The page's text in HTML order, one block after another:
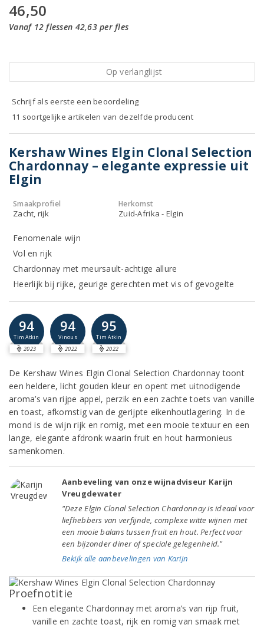
46,50
Vanaf 12 flessen 42,63 per fles
Op verlanglijst
Schrijf als eerste een beoordeling
11 soortgelijke artikelen van dezelfde producent
Kershaw Wines Elgin Clonal Selection
Chardonnay – elegante expressie uit
Elgin
Smaakprofiel
Zacht, rijk
Herkomst
Zuid-Afrika - Elgin
Fenomenale wijn
Vol en rijk
Chardonnay met meursault-achtige allure
Heerlijk bij rijke, geurige gerechten met vis of gevogelte
94
Tim Atkin
2023
94
Vinous
2022
95
Tim Atkin
2022
De Kershaw Wines Elgin Clonal Selection Chardonnay toont
een heldere, licht gouden kleur en opent met uitnodigende
aroma’s van rijpe appel, perzik en een zachte toets van vanille
en toast, afkomstig van de gerijpte eikenhoutlagering. In de
mond is de wijn rijk en romig, met een mooie textuur en een
lange, elegante afdronk waarin fruit en hout harmonieus
samenkomen.
Aanbeveling van onze wijnadviseur Karijn
Vreugdewater
"Deze Elgin Clonal Selection Chardonnay is ideaal voor
liefhebbers van verfijnde, complexe witte wijnen met
een mooie balans tussen fruit en hout. Perfect voor
een bijzonder diner of speciale gelegenheid."
Bekijk alle aanbevelingen van Karijn
Proefnotitie
Een elegante Chardonnay met aroma’s van rijp fruit,
vanille en zachte toast, rijk en romig van smaak met